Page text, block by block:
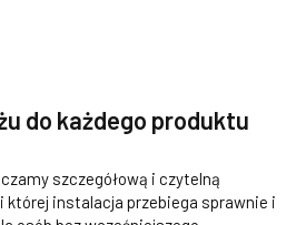
do każdego produktu
szczegółową i czytelną
instalacja przebiega sprawnie i